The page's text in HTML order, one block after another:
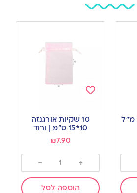
to
wishlist
10 שקיות אורגנזה
10*15 ס”מ | ורוד
₪7.90
+
-
הוספה לסל